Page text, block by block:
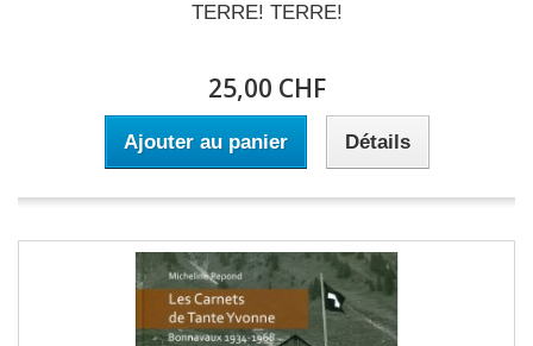
TERRE! TERRE!
25,00 CHF
Ajouter au panier Détails